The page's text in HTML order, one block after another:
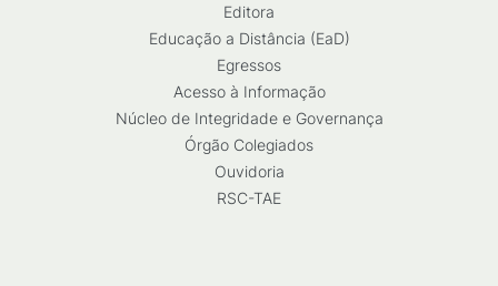
Editora
Educação a Distância (EaD)
Egressos
Acesso à Informação
Núcleo de Integridade e Governança
Órgão Colegiados
Ouvidoria
RSC-TAE